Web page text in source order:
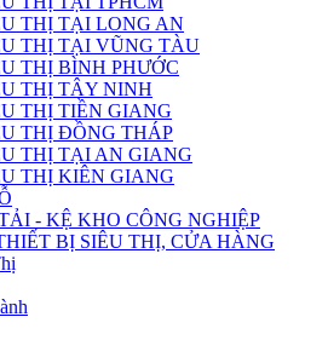
THỊ TẠI LONG AN
THỊ TẠI VŨNG TÀU
THỊ BÌNH PHƯỚC
THỊ TÂY NINH
THỊ TIỀN GIANG
THỊ ĐỒNG THÁP
THỊ TẠI AN GIANG
THỊ KIÊN GIANG
- KỆ KHO CÔNG NGHIỆP
BỊ SIÊU THỊ, CỬA HÀNG